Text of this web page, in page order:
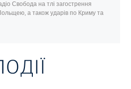
Свобода на тлі загострення
а також ударів по Криму та